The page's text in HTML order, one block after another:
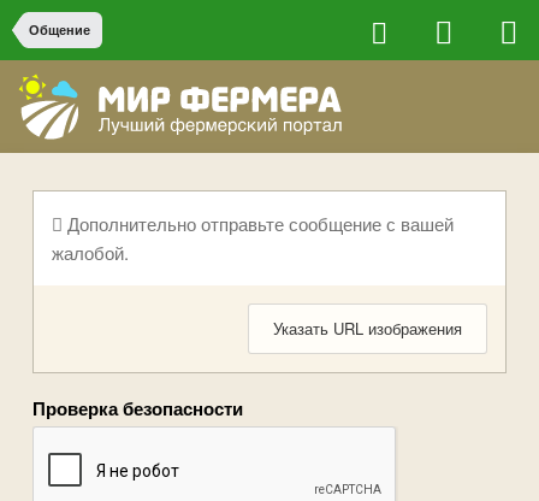
Общение
Дополнительно отправьте сообщение с вашей
жалобой.
Указать URL изображения
Проверка безопасности